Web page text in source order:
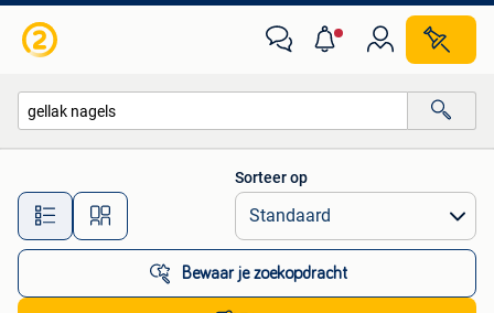
Alle afstanden…
Sorteer op
Bewaar je zoekopdracht